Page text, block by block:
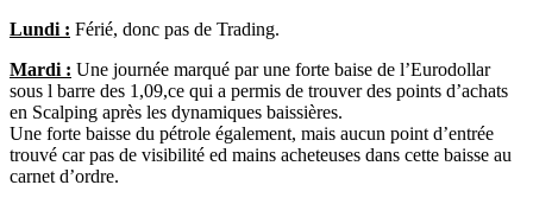
Lundi : Férié, donc pas de Trading.
Mardi : Une journée marqué par une forte baise de l’Eurodollar
sous l barre des 1,09,ce qui a permis de trouver des points d’achats
en Scalping après les dynamiques baissières.
Une forte baisse du pétrole également, mais aucun point d’entrée
trouvé car pas de visibilité ed mains acheteuses dans cette baisse au
carnet d’ordre.